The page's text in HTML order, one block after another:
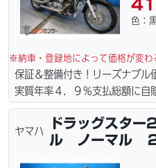
色：
※納車・登録地によって価格が変わ
保証＆整備付き！リーズナブル
実質年率４．９％支払総額に自
どこでも１万円〜4.5万円にて
港止めになります）。☆盗難保
ド各種取り扱ってます。仕様変
ヤマハ
ドラッグスタ
ル ノーマル ２